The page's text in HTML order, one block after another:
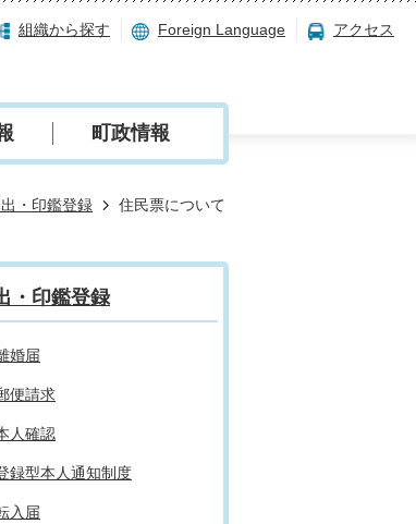
組織から探す Foreign Language アクセス
町政情報
出・印鑑登録 住民票について
・印鑑登録
婚届
便請求
人確認
録型本人通知制度
入届